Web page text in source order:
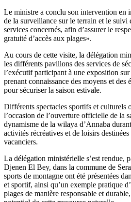
Le ministre a conclu son intervention en
de la surveillance sur le terrain et le
services concernés, afin d’assurer le
gratuité d’accès aux plages».
Au cours de cette visite, la délégation
les différents pavillons des services de
l’exécutif participant à une exposition
prenant connaissance des moyens et des
pour sécuriser la saison estivale.
Différents spectacles sportifs et culturels
l’occasion de l’ouverture officielle de la
dynamisme de la wilaya d’Annaba
activités récréatives et de loisirs
vacanciers.
La délégation ministérielle s’est rendue,
Djenen El Bey, dans la commune de
sports de montagne ont été présentées
et sportif, ainsi qu’un exemple pratique
plages de manière responsable et